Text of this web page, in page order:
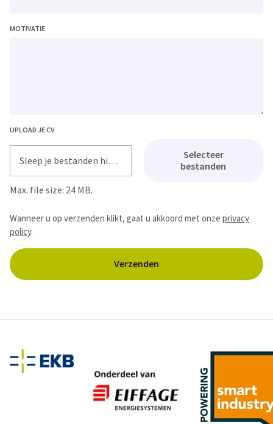
MOTIVATIE
UPLOAD JE CV
Sleep je bestanden hier of
Selecteer
bestanden
Max. file size: 24 MB.
Wanneer u op verzenden klikt, gaat u akkoord met onze privacy
policy.